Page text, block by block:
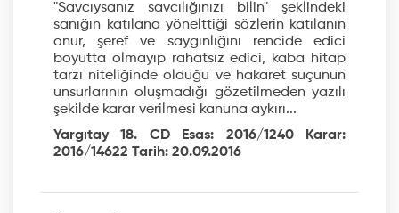
"Savcıysanız savcılığınızı bilin" şeklindeki
sanığın katılana yönelttiği sözlerin katılanın
onur, şeref ve saygınlığını rencide edici
boyutta olmayıp rahatsız edici, kaba hitap
tarzı niteliğinde olduğu ve hakaret suçunun
unsurlarının oluşmadığı gözetilmeden yazılı
şekilde karar verilmesi kanuna aykırı...
Yargıtay 18. CD Esas: 2016/1240 Karar:
2016/14622 Tarih: 20.09.2016